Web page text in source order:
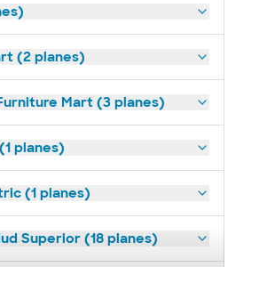
(2 planes)
Mart (3 planes)
planes)
(1 planes)
Superior (18 planes)